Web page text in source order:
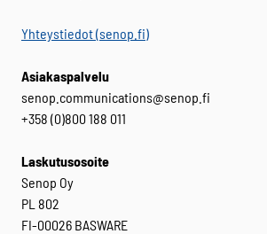
Yhteystiedot (senop.fi)
Asiakaspalvelu
senop.communications@senop.fi
+358 (0)800 188 011
Laskutusosoite
Senop Oy
PL 802
FI-00026 BASWARE